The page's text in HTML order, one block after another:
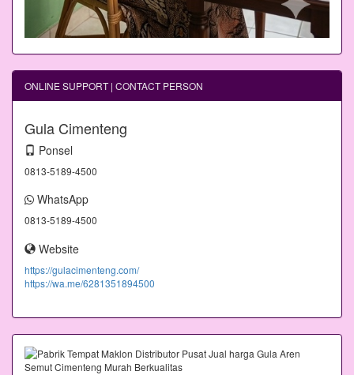
ONLINE SUPPORT | CONTACT PERSON
Gula Cimenteng
Ponsel
0813-5189-4500
WhatsApp
0813-5189-4500
Website
https://gulacimenteng.com/
https://wa.me/6281351894500